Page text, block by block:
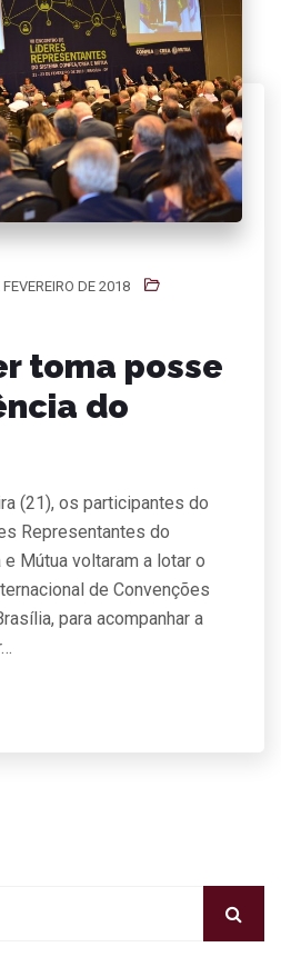
DE 2018
toma posse
do
(21), os participantes do
Representantes do
Mútua voltaram a lotar o
de Convenções
para acompanhar a